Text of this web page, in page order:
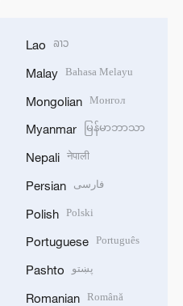
Lao ລາວ
Malay Bahasa Melayu
Mongolian Монгол
Myanmar မြန်မာဘာသာ
Nepali नेपाली
Persian فارسی
Polish Polski
Portuguese Português
Pashto پښتو
Romanian Română